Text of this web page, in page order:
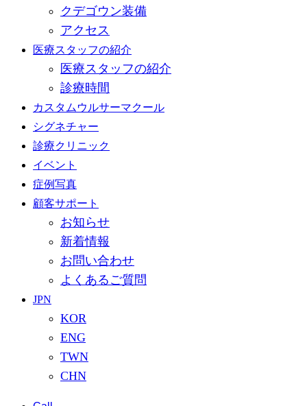
クデゴウン装備
アクセス
医療スタッフの紹介
医療スタッフの紹介
診療時間
カスタムウルサーマクール
シグネチャー
診療クリニック
イベント
症例写真
顧客サポート
お知らせ
新着情報
お問い合わせ
よくあるご質問
JPN
KOR
ENG
TWN
CHN